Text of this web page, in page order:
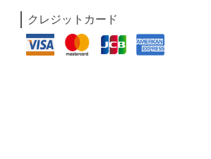
クレジットカード